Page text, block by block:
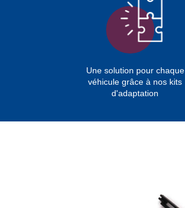
Une solution pour chaque
véhicule grâce à nos kits
d'adaptation